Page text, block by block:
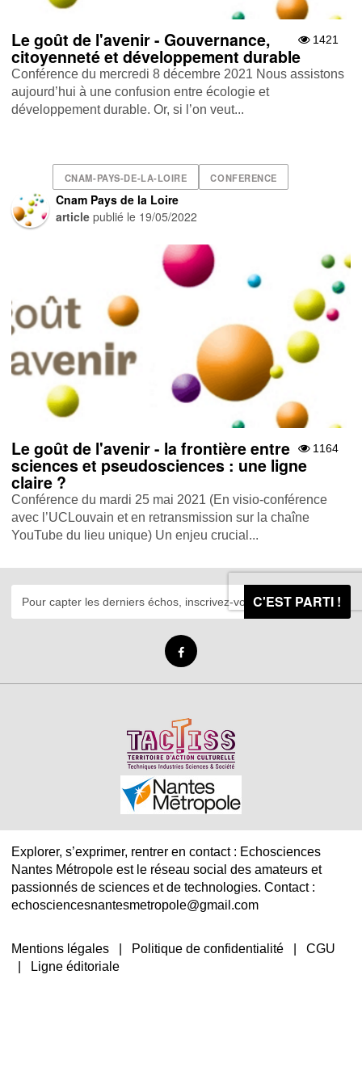
1421
Le goût de l'avenir - Gouvernance,
citoyenneté et développement durable
Conférence du mercredi 8 décembre 2021 Nous assistons
aujourd’hui à une confusion entre écologie et
développement durable. Or, si l’on veut...
CNAM-PAYS-DE-LA-LOIRE CONFERENCE
Cnam Pays de la Loire
article publié le 19/05/2022
1164
Le goût de l'avenir - la frontière entre
sciences et pseudosciences : une ligne
claire ?
Conférence du mardi 25 mai 2021 (En visio-conférence
avec l’UCLouvain et en retransmission sur la chaîne
YouTube du lieu unique) Un enjeu crucial...
C'EST PARTI !
Explorer, s’exprimer, rentrer en contact : Echosciences
Nantes Métropole est le réseau social des amateurs et
passionnés de sciences et de technologies. Contact :
echosciencesnantesmetropole@gmail.com
Mentions légales Politique de confidentialité |CGU
Ligne éditoriale